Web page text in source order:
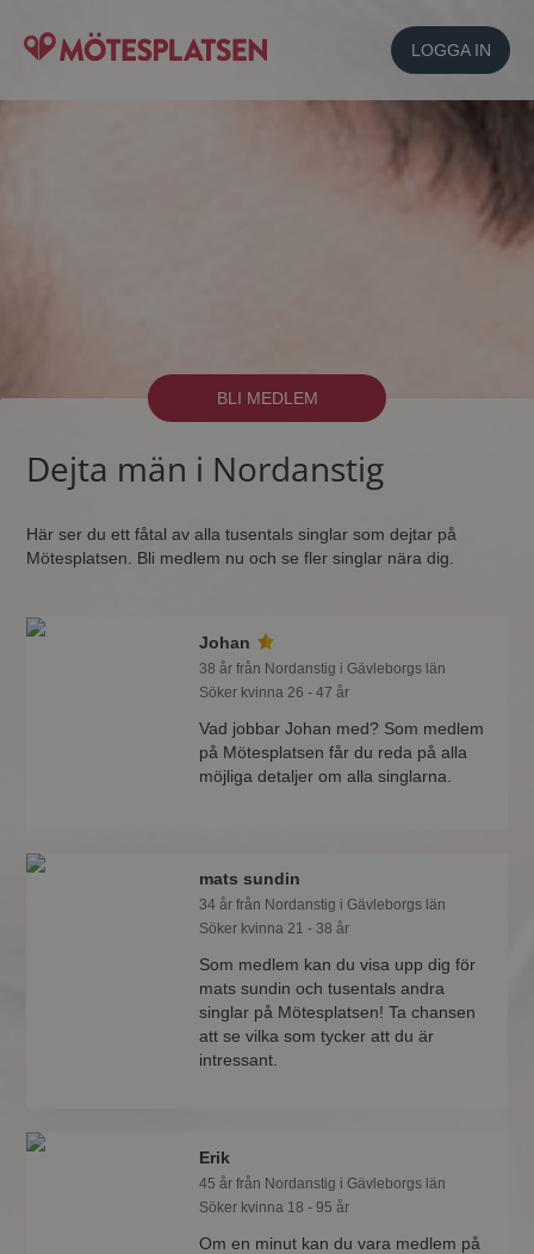
LOGGA IN
BLI MEDLEM
Dejta män i Nordanstig
Här ser du ett fåtal av alla tusentals singlar som dejtar på
Mötesplatsen. Bli medlem nu och se fler singlar nära dig.
Johan
38 år från Nordanstig i Gävleborgs län
Söker kvinna 26 - 47 år
Vad jobbar Johan med? Som medlem
på Mötesplatsen får du reda på alla
möjliga detaljer om alla singlarna.
mats sundin
34 år från Nordanstig i Gävleborgs län
Söker kvinna 21 - 38 år
Som medlem kan du visa upp dig för
mats sundin och tusentals andra
singlar på Mötesplatsen! Ta chansen
att se vilka som tycker att du är
intressant.
Erik
45 år från Nordanstig i Gävleborgs län
Söker kvinna 18 - 95 år
Om en minut kan du vara medlem på